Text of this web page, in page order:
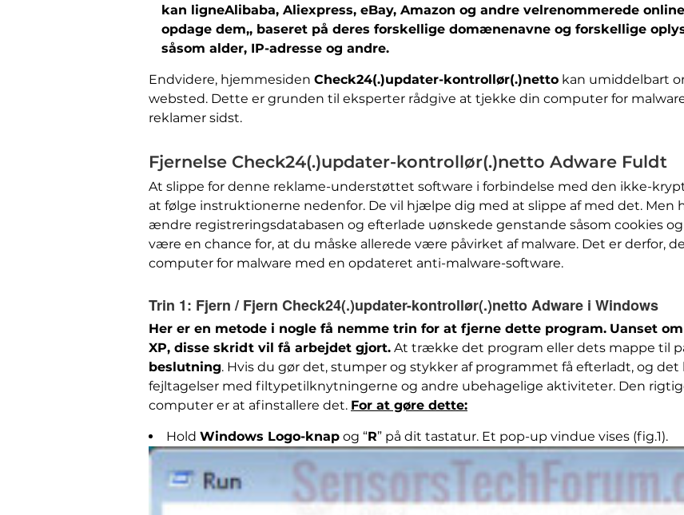
kan ligneAlibaba, Aliexpress, eBay, Amazon og andre velrenommerede
opdage dem,, baseret på deres forskellige domænenavne og forskellige
såsom alder, IP-adresse og andre.
Endvidere, hjemmesiden Check24(.)updater-kontrollør(.)netto kan umiddelbart
websted. Dette er grunden til eksperter rådgive at tjekke din computer for
reklamer sidst.
Fjernelse Check24(.)updater-kontrollør(.)netto Adware Fuldt
At slippe for denne reklame-understøttet software i forbindelse med den ikke-
at følge instruktionerne nedenfor. De vil hjælpe dig med at slippe af med det. Men
ændre registreringsdatabasen og efterlade uønskede genstande såsom cookies
være en chance for, at du måske allerede være påvirket af malware. Det er derfor,
computer for malware med en opdateret anti-malware-software.
Trin 1: Fjern / Fjern Check24(.)updater-kontrollør(.)netto Adware i Windows
Her er en metode i nogle få nemme trin for at fjerne dette program. Uanset
XP, disse skridt vil få arbejdet gjort. At trække det program eller dets mappe til
beslutning. Hvis du gør det, stumper og stykker af programmet få efterladt, og det
fejltagelser med filtypetilknytningerne og andre ubehagelige aktiviteter. Den
computer er at afinstallere det. For at gøre dette:
Hold Windows Logo-knap og “R” på dit tastatur. Et pop-up vindue vises (fig.1).